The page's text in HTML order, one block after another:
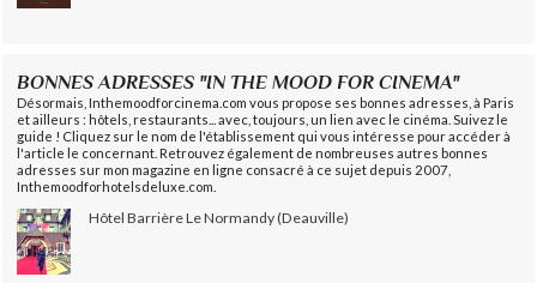
BONNES ADRESSES "IN THE MOOD FOR CINEMA"
Désormais, Inthemoodforcinema.com vous propose ses bonnes adresses, à Paris
et ailleurs : hôtels, restaurants... avec, toujours, un lien avec le cinéma. Suivez le
guide ! Cliquez sur le nom de l'établissement qui vous intéresse pour accéder à
l'article le concernant. Retrouvez également de nombreuses autres bonnes
adresses sur mon magazine en ligne consacré à ce sujet depuis 2007,
Inthemoodforhotelsdeluxe.com.
Hôtel Barrière Le Normandy (Deauville)